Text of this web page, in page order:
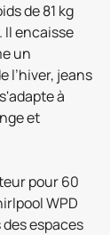
de 81 kg
Il encaisse
un
l’hiver, jeans
à
et
pour 60
WPD
des espaces